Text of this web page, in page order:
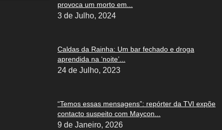
provoca um morto em...
3 de Julho, 2024
Caldas da Rainha: Um bar fechado e droga
aprendida na ‘noite’...
24 de Julho, 2023
“Temos essas mensagens”: repórter da TVI expõe
contacto suspeito com Maycon...
9 de Janeiro, 2026